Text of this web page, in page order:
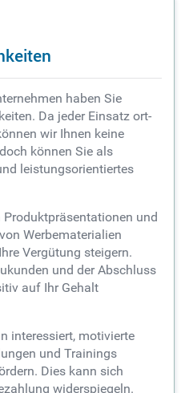
haben Sie
Da jeder Einsatz ort-
wir Ihnen keine
können Sie als
leistungsorientiertes
und
Werbematerialien
Vergütung steigern.
und der Abschluss
auf Ihr Gehalt
interessiert, motivierte
und Trainings
Dies kann sich
widerspiegeln.